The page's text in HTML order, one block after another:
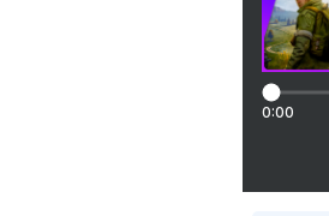
0:00